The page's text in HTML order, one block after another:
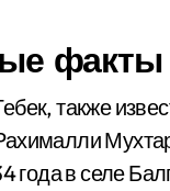
факты
также
года в селе